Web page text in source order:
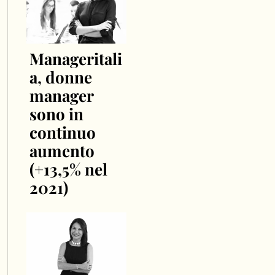
Manageritali
a, donne
manager
sono in
continuo
aumento
(+13,5% nel
2021)